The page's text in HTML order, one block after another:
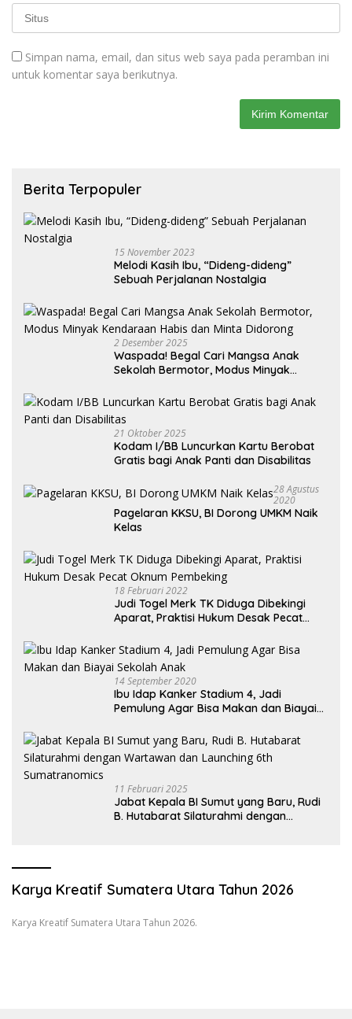
Simpan nama, email, dan situs web saya pada peramban ini
untuk komentar saya berikutnya.
Berita Terpopuler
15 November 2023
Melodi Kasih Ibu, “Dideng-dideng”
Sebuah Perjalanan Nostalgia
2 Desember 2025
Waspada! Begal Cari Mangsa Anak
Sekolah Bermotor, Modus Minyak
21 Oktober 2025
Kodam I/BB Luncurkan Kartu Berobat
Gratis bagi Anak Panti dan Disabilitas
28 Agustus
2020
Pagelaran KKSU, BI Dorong UMKM Naik
Kelas
18 Februari 2022
Judi Togel Merk TK Diduga Dibekingi
Aparat, Praktisi Hukum Desak Pecat
14 September 2020
Ibu Idap Kanker Stadium 4, Jadi
Pemulung Agar Bisa Makan dan Biayai
11 Februari 2025
Jabat Kepala BI Sumut yang Baru, Rudi
B. Hutabarat Silaturahmi dengan
Karya Kreatif Sumatera Utara Tahun 2026
Karya Kreatif Sumatera Utara Tahun 2026.